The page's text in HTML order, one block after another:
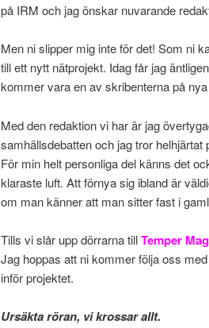
på IRM och jag önskar nuvarande
Men ni slipper mig inte för det! Som ni
till ett nytt nätprojekt. Idag får jag
kommer vara en av skribenterna på nya
Med den redaktion vi har är jag
samhällsdebatten och jag tror
För min helt personliga del känns det
klaraste luft. Att förnya sig ibland är
om man känner att man sitter fast i
Tills vi slår upp dörrarna tillTemper
Jag hoppas att ni kommer följa oss
inför projektet.
Ursäkta röran, vi krossar allt.